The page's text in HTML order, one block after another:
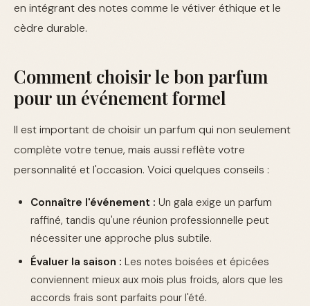
en intégrant des notes comme le vétiver éthique et le
cèdre durable.
Comment choisir le bon parfum
pour un événement formel
Il est important de choisir un parfum qui non seulement
complète votre tenue, mais aussi reflète votre
personnalité et l'occasion. Voici quelques conseils :
Connaître l'événement : Un gala exige un parfum
raffiné, tandis qu'une réunion professionnelle peut
nécessiter une approche plus subtile.
Évaluer la saison : Les notes boisées et épicées
conviennent mieux aux mois plus froids, alors que les
accords frais sont parfaits pour l'été.